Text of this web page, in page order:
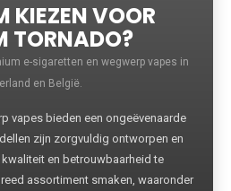
KIEZEN VOOR
TORNADO?
e-sigaretten en wegwerp vapes in
en België.
vapes bieden een ongeëvenaarde
zijn zorgvuldig ontworpen en
en betrouwbaarheid te
assortiment smaken, waaronder